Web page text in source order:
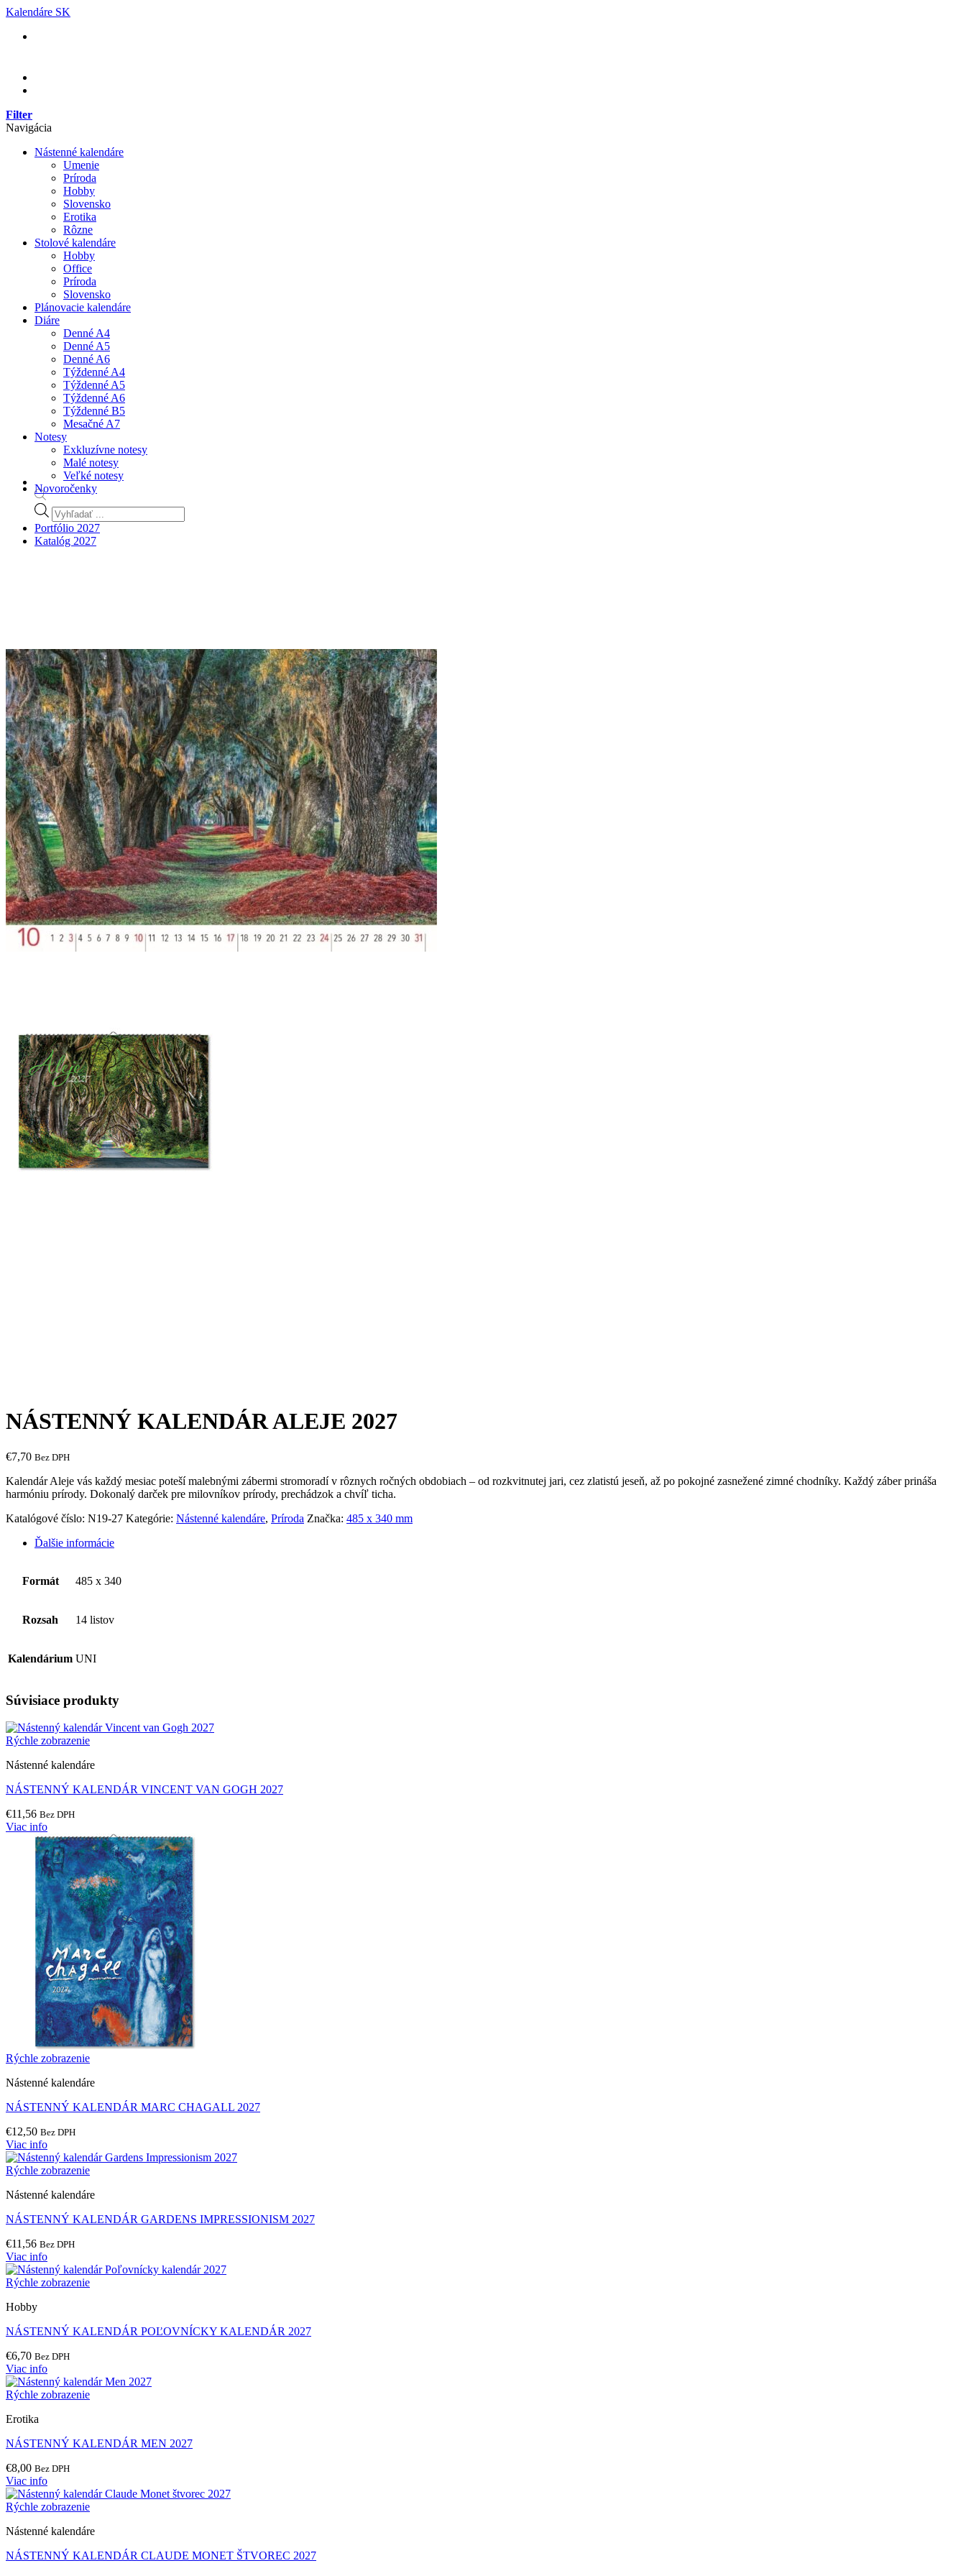
Skip
content
Kalendáre SK
Products
search
Portfólio 2027
Katalóg 2027
Filter
Navigácia
Nástenné kalendáre
Umenie
Príroda
Hobby
Slovensko
Erotika
Rôzne
Stolové kalendáre
Hobby
Office
Príroda
Slovensko
Plánovacie kalendáre
Diáre
Denné A4
Denné A5
Denné A6
Týždenné A4
Týždenné A5
Týždenné A6
Týždenné B5
Mesačné A7
Notesy
Exkluzívne notesy
Malé notesy
Veľké notesy
Novoročenky
NÁSTENNÝ KALENDÁR ALEJE 2027
€7,70 Bez DPH
Kalendár Aleje vás každý mesiac poteší malebnými zábermi stromoradí v rôznych ročných obdobiach – od rozkvitnutej jari, cez zlatistú jeseň, až po pokojné zasnežené zimné chodníky. Každý záber prináša
harmóniu prírody. Dokonalý darček pre milovníkov prírody, prechádzok a chvíľ ticha.
Katalógové číslo: N19-27 Kategórie: Nástenné kalendáre, Príroda Značka: 485 x 340 mm
Ďalšie informácie
Formát 485 x 340
Rozsah 14 listov
Kalendárium UNI
Súvisiace produkty
Rýchle zobrazenie
Nástenné kalendáre
NÁSTENNÝ KALENDÁR VINCENT VAN GOGH 2027
€11,56 Bez DPH
Viac info
Rýchle zobrazenie
Nástenné kalendáre
NÁSTENNÝ KALENDÁR MARC CHAGALL 2027
€12,50 Bez DPH
Viac info
Rýchle zobrazenie
Nástenné kalendáre
NÁSTENNÝ KALENDÁR GARDENS IMPRESSIONISM 2027
€11,56 Bez DPH
Viac info
Rýchle zobrazenie
Hobby
NÁSTENNÝ KALENDÁR POĽOVNÍCKY KALENDÁR 2027
€6,70 Bez DPH
Viac info
Rýchle zobrazenie
Erotika
NÁSTENNÝ KALENDÁR MEN 2027
€8,00 Bez DPH
Viac info
Rýchle zobrazenie
Nástenné kalendáre
NÁSTENNÝ KALENDÁR CLAUDE MONET ŠTVOREC 2027